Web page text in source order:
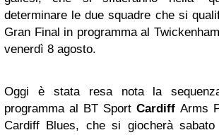
determinare le due squadre che si
Gran Final in programma al
venerdì 8 agosto.
Oggi è stata resa nota la
programma al BT SportCardiff Arms
Cardiff Blues, che si giocherà